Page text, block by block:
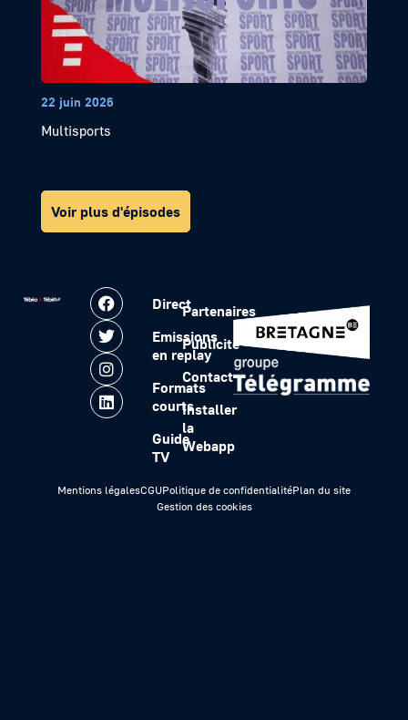
22 juin 2026
Multisports
Voir plus d'épisodes
Direct
Emissions
en replay
Formats
courts
Guide
TV
Partenaires
Publicité
Contact
Installer
la
Webapp
Mentions légalesCGUPolitique de confidentialitéPlan du site
Gestion des cookies